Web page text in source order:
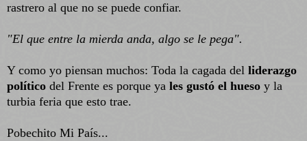
rastrero al que no se puede confiar.
"El que entre la mierda anda, algo se le pega".
Y como yo piensan muchos: Toda la cagada del liderazgo
político del Frente es porque ya les gustó el hueso y la
turbia feria que esto trae.
Pobechito Mi País...